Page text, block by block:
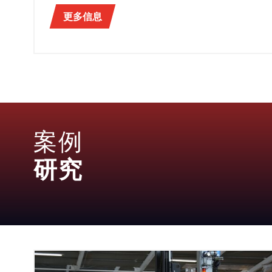
更多信息
案例
研究